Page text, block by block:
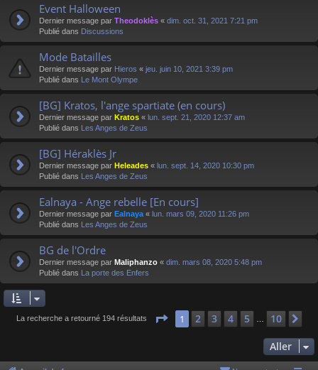
Event Halloween
Dernier message par Theodoklès « dim. oct. 31, 2021 7:21 pm
Publié dans Discussions
Mode Batailles
Dernier message par Hieros « jeu. juin 10, 2021 3:39 pm
Publié dans Le Mont Olympe
[BG] Kratos, l'ange spartiate (en cours)
Dernier message par Kratos « lun. sept. 21, 2020 12:37 am
Publié dans Les Anges de Zeus
[BG] Héraklès Jr
Dernier message par Heleades « lun. sept. 14, 2020 10:30 pm
Publié dans Les Anges de Zeus
Ealnaya - Ange rebelle [En cours]
Dernier message par Ealnaya « lun. mars 09, 2020 11:26 pm
Publié dans Les Anges de Zeus
BG de l'Ordre
Dernier message par Maliphanzo « dim. mars 08, 2020 5:48 pm
Publié dans La porte des Enfers
La recherche a retourné 194 résultats Page 1sur 10
1 2 3 4 5 10
Aller